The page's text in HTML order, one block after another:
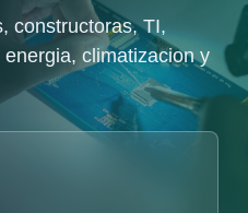
constructoras, TI,
climatizacion y